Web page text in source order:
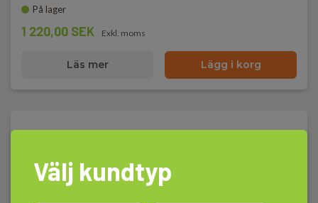
På lager
1 220,00 SEK Exkl. moms
Läs mer Lägg i korg
Välj kundtyp